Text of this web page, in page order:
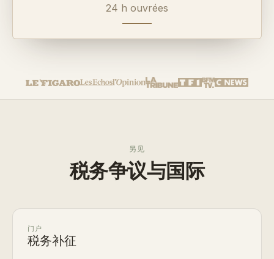
24 h ouvrées
另见
税务争议与国际
门户
税务补征